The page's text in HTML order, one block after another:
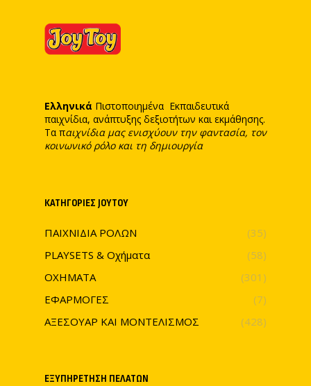
Ελληνικά Πιστοποιημένα Εκπαιδευτικά
παιχνίδια, ανάπτυξης δεξιοτήτων και εκμάθησης.
Τα παιχνίδια μας ενισχύουν την φαντασία, τον
κοινωνικό ρόλο και τη δημιουργία
ΚΑΤΗΓΟΡΊΕΣ JOYTOY
ΠΑΙΧΝΙΔΙΑ ΡΟΛΩΝ
(35)
PLAYSETS & Οχήματα
(58)
ΟΧΗΜΑΤΑ
(301)
ΕΦΑΡΜΟΓΕΣ
(7)
ΑΞΕΣΟΥΑΡ ΚΑΙ ΜΟΝΤΕΛΙΣΜΟΣ
(428)
ΕΞΥΠΗΡΈΤΗΣΗ ΠΕΛΑΤΏΝ